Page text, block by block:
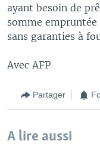
ayant besoin de
somme
sans garanties à
Avec AFP
Partager
A lire aussi